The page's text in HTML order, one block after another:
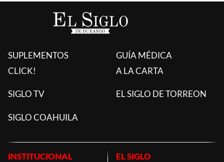
SUPLEMENTOS
CLICK!
GUÍA MÉDICA
A LA CARTA
SIGLO TV EL SIGLO DE TORREON
SIGLO COAHUILA
INSTITUCIONAL
EL SIGLO